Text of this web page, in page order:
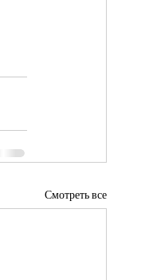
Смотреть все